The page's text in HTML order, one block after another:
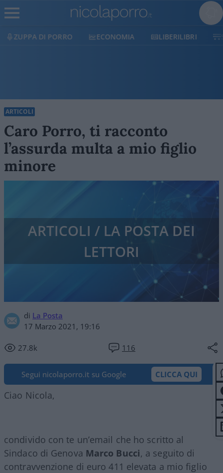
ECONOMIA LIBERILIBRI SHOP SOSTIENICI
ARTICOLI
Caro Porro, ti racconto
l’assurda multa a mio figlio
minore
di La Posta
17 Marzo 2021, 19:16
27.8k 116
ARTICOLI / LA POSTA DEI
LETTORI
Segui nicolaporro.it su Google CLICCA QUI
Ciao Nicola,
condivido con te un’email che ho scritto al
Sindaco di Genova Marco Bucci, a seguito di
contravvenzione di euro 411 elevata a mio figlio